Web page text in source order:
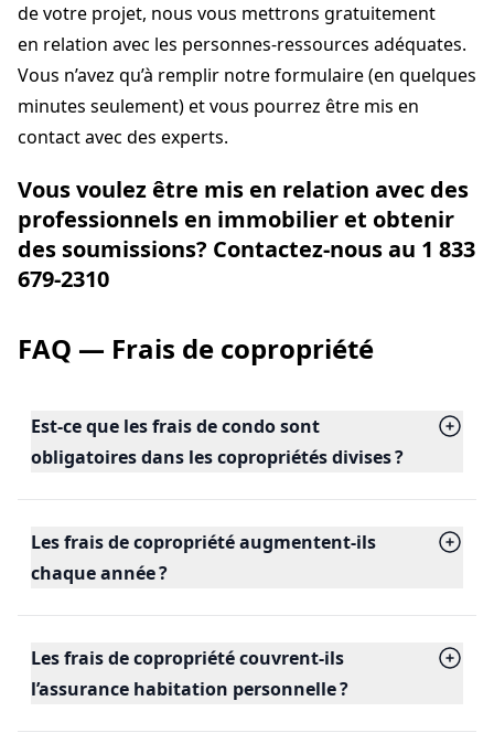
de votre projet, nous vous mettrons gratuitement
en relation avec les personnes-ressources adéquates.
Vous n’avez qu’à remplir notre formulaire (en quelques
minutes seulement) et vous pourrez être mis en
contact avec des experts.
Vous voulez être mis en relation avec des
professionnels en immobilier et obtenir
des soumissions? Contactez-nous au 1 833
679-2310
FAQ — Frais de copropriété
Est-ce que les frais de condo sont
obligatoires dans les copropriétés divises ?
Les frais de copropriété augmentent-ils
chaque année ?
Les frais de copropriété couvrent-ils
l’assurance habitation personnelle ?